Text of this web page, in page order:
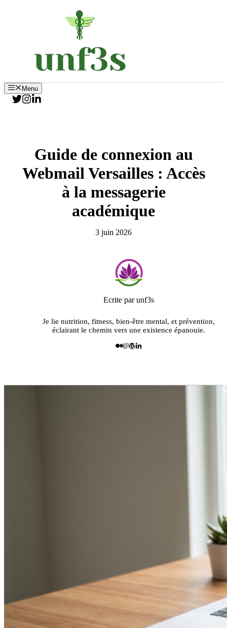
Menu
Guide de connexion au
Webmail Versailles : Accès
à la messagerie
académique
3 juin 2026
Ecrite par unf3s
Je lie nutrition, fitness, bien-être mental, et prévention,
éclairant le chemin vers une existence épanouie.